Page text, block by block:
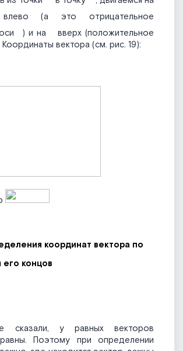
(а это отрицательное
) и на
вверх (положительное
вектора (см. рис. 19):
координат вектора по
концов
у равных векторов
Поэтому при определении